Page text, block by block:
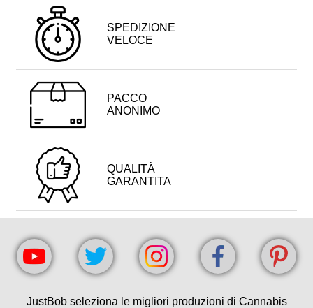
SPEDIZIONE
VELOCE
PACCO
ANONIMO
QUALITÀ
GARANTITA
JustBob seleziona le migliori produzioni di Cannabis